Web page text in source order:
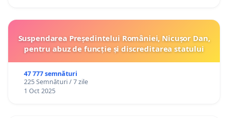
Suspendarea Președintelui României, Nicușor Dan,
pentru abuz de funcție și discreditarea statului
47 777 semnături
225 Semnături / 7 zile
1 Oct 2025